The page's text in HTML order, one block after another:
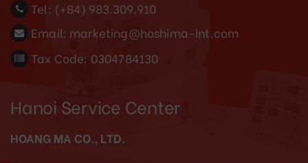
Tel: (+84) 983.309.910
Email: marketing@hoshima-int.com
Tax Code: 0304784130
Hanoi Service Center
HOANG MA CO., LTD.